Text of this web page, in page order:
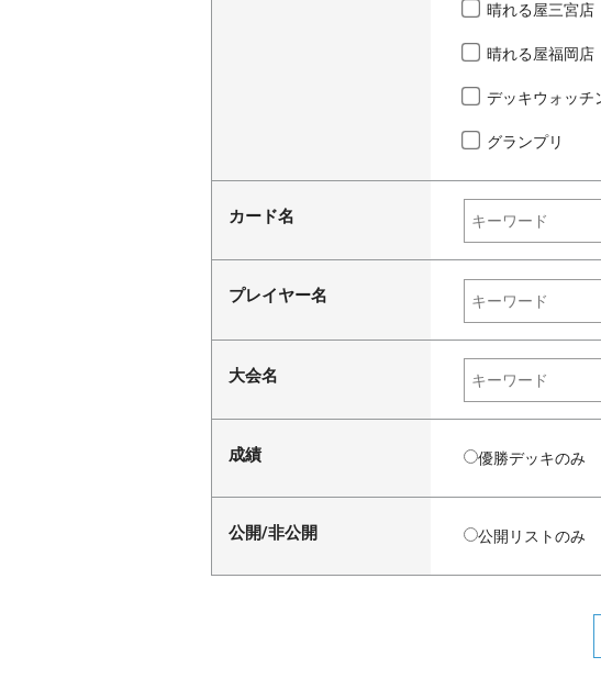
晴れる屋三宮店
晴れる屋福岡店
デッキウォッチ
グランプリ
カード名
プレイヤー名
大会名
成績 優勝デッキのみ
公開/非公開 公開リストのみ